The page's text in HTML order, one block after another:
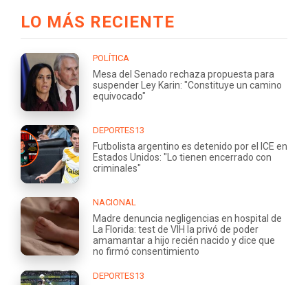
LO MÁS RECIENTE
POLÍTICA
Mesa del Senado rechaza propuesta para
suspender Ley Karin: "Constituye un camino
equivocado"
DEPORTES13
Futbolista argentino es detenido por el ICE en
Estados Unidos: "Lo tienen encerrado con
criminales"
NACIONAL
Madre denuncia negligencias en hospital de
La Florida: test de VIH la privó de poder
amamantar a hijo recién nacido y dice que
no firmó consentimiento
DEPORTES13